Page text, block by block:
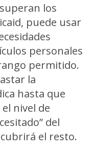
los
puede usar
personales
permitido.
la
hasta que
nivel de
del
el resto.